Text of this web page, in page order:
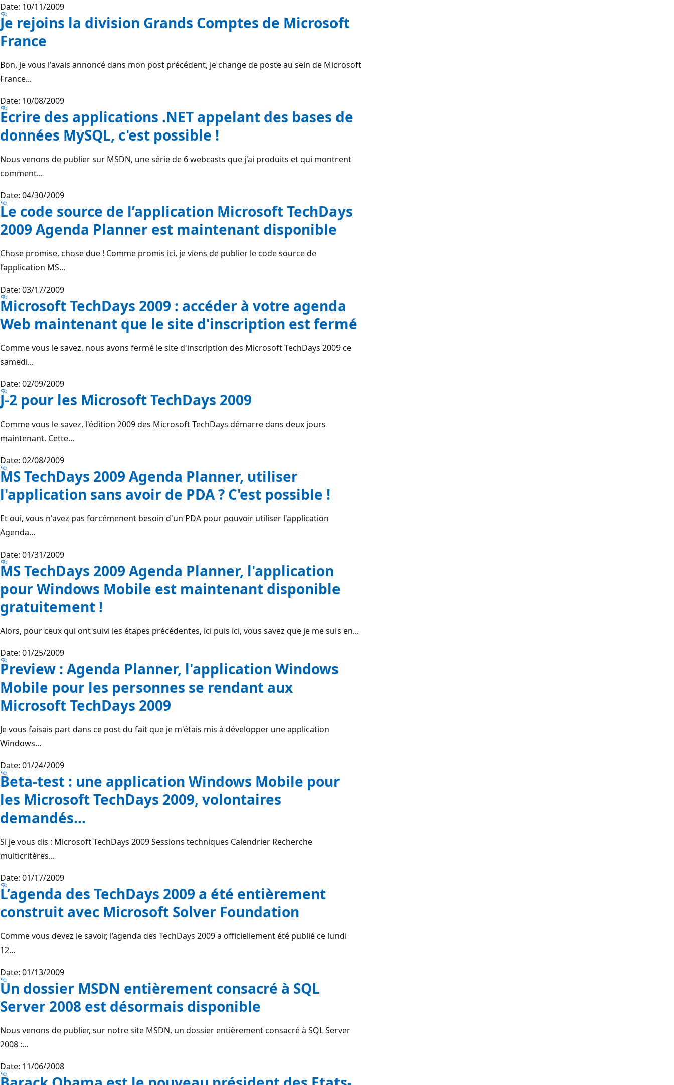
Date: 10/11/2009
Je rejoins la division Grands Comptes de Microsoft
France
Bon, je vous l'avais annoncé dans mon post précédent, je change de poste au sein de Microsoft
France...
Date: 10/08/2009
Ecrire des applications .NET appelant des bases de
données MySQL, c'est possible !
Nous venons de publier sur MSDN, une série de 6 webcasts que j'ai produits et qui montrent
comment...
Date: 04/30/2009
Le code source de l’application Microsoft TechDays
2009 Agenda Planner est maintenant disponible
Chose promise, chose due ! Comme promis ici, je viens de publier le code source de
l’application MS...
Date: 03/17/2009
Microsoft TechDays 2009 : accéder à votre agenda
Web maintenant que le site d'inscription est fermé
Comme vous le savez, nous avons fermé le site d'inscription des Microsoft TechDays 2009 ce
samedi...
Date: 02/09/2009
J-2 pour les Microsoft TechDays 2009
Comme vous le savez, l'édition 2009 des Microsoft TechDays démarre dans deux jours
maintenant. Cette...
Date: 02/08/2009
MS TechDays 2009 Agenda Planner, utiliser
l'application sans avoir de PDA ? C'est possible !
Et oui, vous n'avez pas forcémenent besoin d'un PDA pour pouvoir utiliser l'application
Agenda...
Date: 01/31/2009
MS TechDays 2009 Agenda Planner, l'application
pour Windows Mobile est maintenant disponible
gratuitement !
Alors, pour ceux qui ont suivi les étapes précédentes, ici puis ici, vous savez que je me suis en...
Date: 01/25/2009
Preview : Agenda Planner, l'application Windows
Mobile pour les personnes se rendant aux
Microsoft TechDays 2009
Je vous faisais part dans ce post du fait que je m'étais mis à développer une application
Windows...
Date: 01/24/2009
Beta-test : une application Windows Mobile pour
les Microsoft TechDays 2009, volontaires
demandés...
Si je vous dis : Microsoft TechDays 2009 Sessions techniques Calendrier Recherche
multicritères...
Date: 01/17/2009
L’agenda des TechDays 2009 a été entièrement
construit avec Microsoft Solver Foundation
Comme vous devez le savoir, l’agenda des TechDays 2009 a officiellement été publié ce lundi
12...
Date: 01/13/2009
Un dossier MSDN entièrement consacré à SQL
Server 2008 est désormais disponible
Nous venons de publier, sur notre site MSDN, un dossier entièrement consacré à SQL Server
2008 :...
Date: 11/06/2008